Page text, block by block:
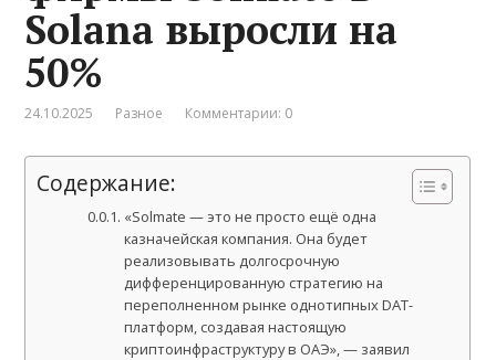
Solana выросли на
50%
24.10.2025 Разное Комментарии: 0
Содержание:
«Solmate — это не просто ещё одна
казначейская компания. Она будет
реализовывать долгосрочную
дифференцированную стратегию на
переполненном рынке однотипных DAT-
платформ, создавая настоящую
криптоинфраструктуру в ОАЭ», — заявил